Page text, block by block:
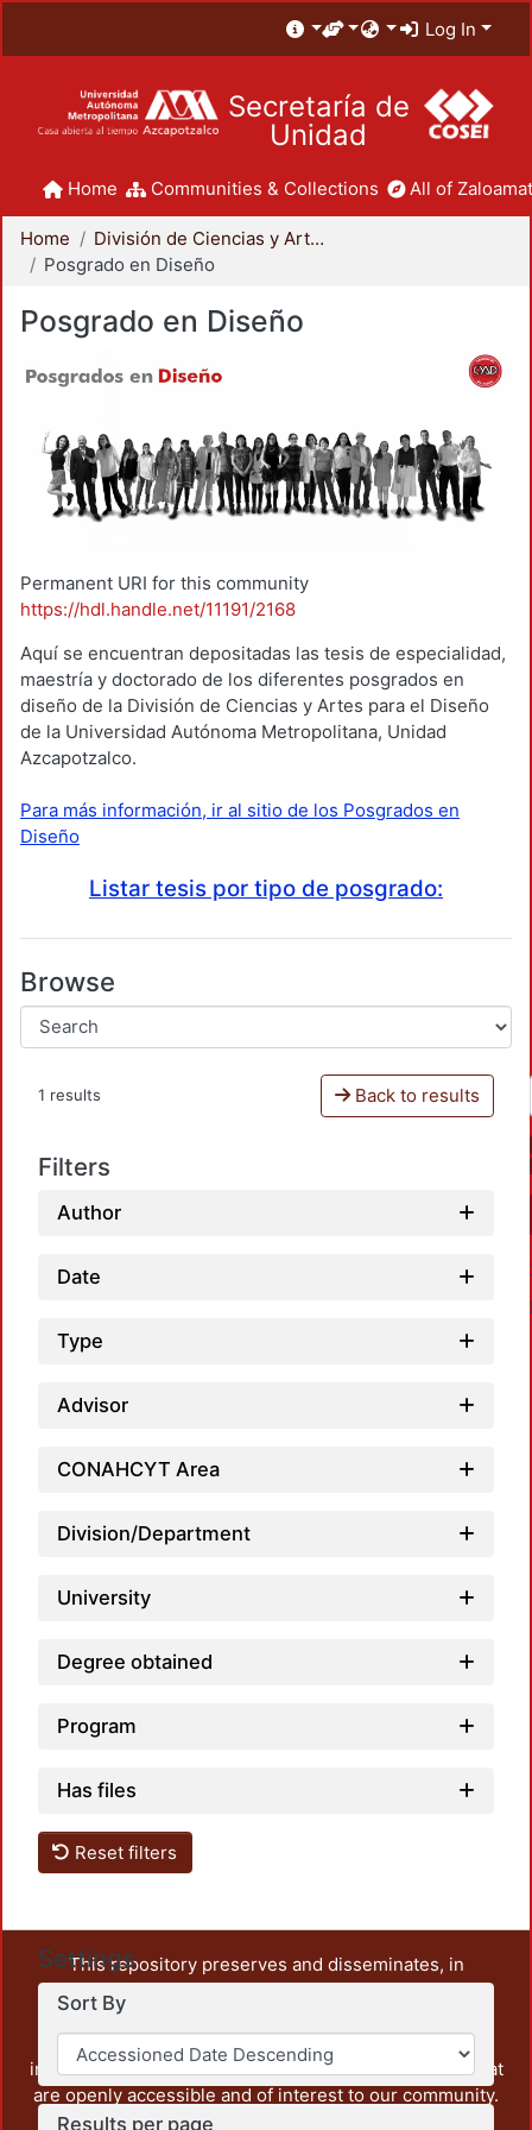
Log In
Secretaría de
Unidad
Home Communities & Collections All of
Home
División de Ciencias y Artes para el Diseño
Posgrado en Diseño
Posgrado en Diseño
Permanent URI for this community
https://hdl.handle.net/11191/2168
Aquí se encuentran depositadas las tesis de especialidad,
maestría y doctorado de los diferentes posgrados en
diseño de la División de Ciencias y Artes para el Diseño
de la Universidad Autónoma Metropolitana, Unidad
Azcapotzalco.
Para más información, ir al sitio de los Posgrados en
Diseño
Listar tesis por tipo de posgrado:
Browse
1 results Back to results
Filters
Author
Date
Type
Advisor
CONAHCYT Area
Division/Department
University
Degree obtained
Program
Has files
Reset filters
Settings
Sort By
Results per page
This repository preserves and disseminates, in
unrestricted open access, the teaching and research
output of UAM Azcapotzalco. It also includes some
administrative and graphic documents from the
institution, as well as content from other institutions that
are openly accessible and of interest to our community.